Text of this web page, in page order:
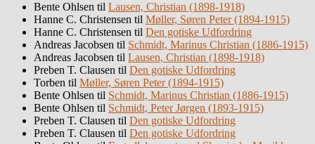
Bente Ohlsen til Lausen, Christian (1898-1918)
Hanne C. Christensen til Møller, Søren Peter (1894-1915)
Hanne C. Christensen til Den gotiske Udfordring
Andreas Jacobsen til Schmidt, Marinus Christian (1886-1915)
Andreas Jacobsen til Lausen, Christian (1898-1918)
Preben T. Clausen til Den gotiske Udfordring
Torben til Møller, Søren Peter (1894-1915)
Bente Ohlsen til Schmidt, Marinus Christian (1886-1915)
Bente Ohlsen til Schmidt, Peter Jørgen (1893-1915)
Preben T. Clausen til Den gotiske Udfordring
Preben T. Clausen til Den gotiske Udfordring